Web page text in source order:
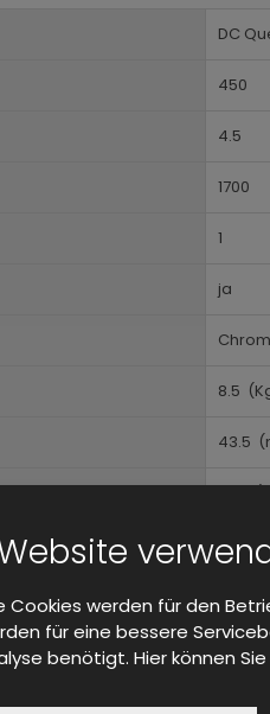
DC
450
4.5
1700
1
ja
8.5
43.5
428
620
40 (C)
Cookies werden für den
für eine bessere
benötigt. Hier können